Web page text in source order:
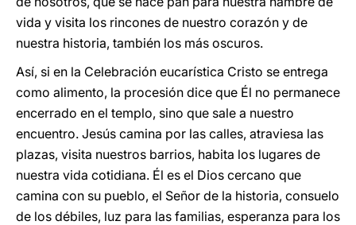
vida y visita los rincones de nuestro corazón y de
nuestra historia, también los más oscuros.
Así, si en la Celebración eucarística Cristo se entrega
como alimento, la procesión dice que Él no permanece
encerrado en el templo, sino que sale a nuestro
encuentro. Jesús camina por las calles, atraviesa las
plazas, visita nuestros barrios, habita los lugares de
nuestra vida cotidiana. Él es el Dios cercano que
camina con su pueblo, el Señor de la historia, consuelo
de los débiles, luz para las familias, esperanza para los